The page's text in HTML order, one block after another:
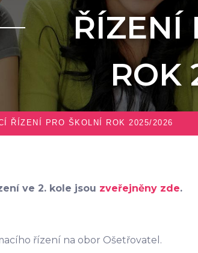
ŘÍZENÍ
ROK
ŘÍZENÍ PRO ŠKOLNÍ ROK 2025/2026
ve 2. kole jsou zveřejněny zde.
řízení na obor Ošetřovatel.